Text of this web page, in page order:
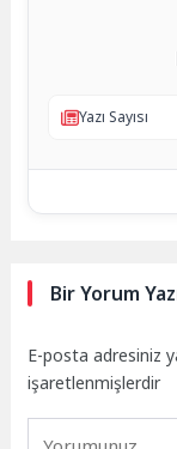
Yazı Sayısı
Bir Yorum
E-posta adresiniz
işaretlenmişlerdir